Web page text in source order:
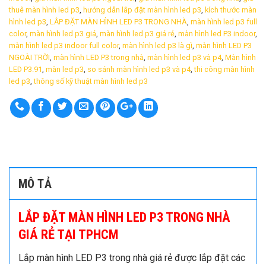
thuê màn hình led p3, hướng dẫn lắp đặt màn hình led p3, kích thước màn
hình led p3, LẮP ĐẶT MÀN HÌNH LED P3 TRONG NHÀ, màn hình led p3 full
color, màn hình led p3 giá, màn hình led p3 giá rẻ, màn hình led P3 indoor,
màn hình led p3 indoor full color, màn hình led p3 là gì, màn hình LED P3
NGOÀI TRỜI, màn hình LED P3 trong nhà, màn hình led p3 và p4, Màn hình
LED P3.91, màn led p3, so sánh màn hình led p3 và p4,thi công màn hình
led p3,thông số kỹ thuật màn hình led p3
MÔ TẢ
LẮP ĐẶT MÀN HÌNH LED P3 TRONG NHÀ
GIÁ RẺ TẠI TPHCM
Lắp màn hình LED P3 trong nhà giá rẻ được lắp đặt các